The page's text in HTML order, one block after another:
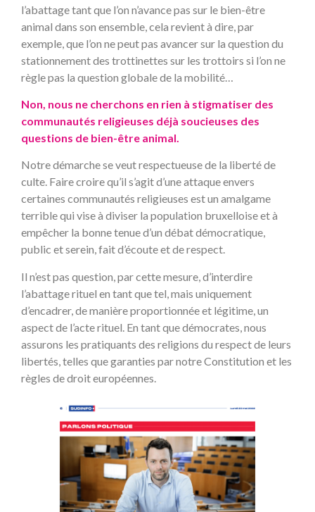
l’abattage tant que l’on n’avance pas sur le bien-être
animal dans son ensemble, cela revient à dire, par
exemple, que l’on ne peut pas avancer sur la question du
stationnement des trottinettes sur les trottoirs si l’on ne
règle pas la question globale de la mobilité…
Non, nous ne cherchons en rien à stigmatiser des
communautés religieuses déjà soucieuses des
questions de bien-être animal.
Notre démarche se veut respectueuse de la liberté de
culte. Faire croire qu’il s’agit d’une attaque envers
certaines communautés religieuses est un amalgame
terrible qui vise à diviser la population bruxelloise et à
empêcher la bonne tenue d’un débat démocratique,
public et serein, fait d’écoute et de respect.
Il n’est pas question, par cette mesure, d’interdire
l’abattage rituel en tant que tel, mais uniquement
d’encadrer, de manière proportionnée et légitime, un
aspect de l’acte rituel. En tant que démocrates, nous
assurons les pratiquants des religions du respect de leurs
libertés, telles que garanties par notre Constitution et les
règles de droit européennes.